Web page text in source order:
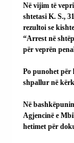
Në vijim të
shtetasi K. S.,
rezultoi se
“Arrest në
për veprën
Po punohet për
shpallur në
Në
Agjencinë e
hetimet për